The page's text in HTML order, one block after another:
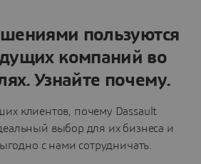
пользуются
компаний во
Узнайте почему.
клиентов, почему Dassault
выбор для их бизнеса и
с нами сотрудничать.